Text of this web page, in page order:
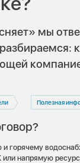
мы
Полезная
и горячему
напрямую